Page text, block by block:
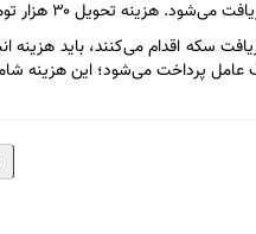
ازای هر سکه برای کل دوره خواهد بود.
الی ۵ فروردین‌ماه برای دریافت سکه اقدام